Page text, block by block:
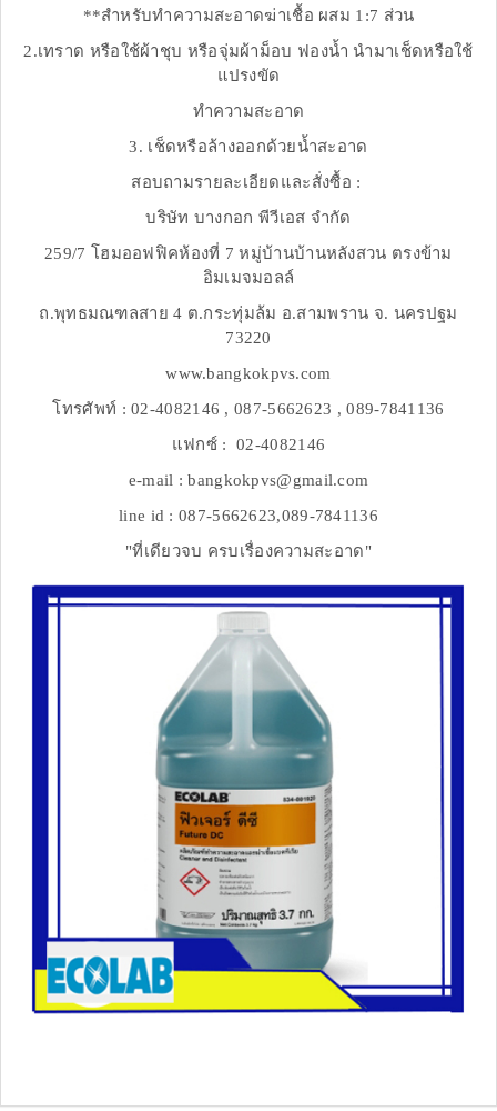
**สำหรับทำความสะอาดฆ่าเชื้อ ผสม 1:7 ส่วน
2.เทราด หรือใช้ผ้าชุบ หรือจุ่มผ้าม็อบ ฟองน้ำ นำมาเช็ดหรือใช้
แปรงขัด
ทำความสะอาด
3. เช็ดหรือล้างออกด้วยน้ำสะอาด
สอบถามรายละเอียดและสั่งซื้อ :
บริษัท บางกอก พีวีเอส จำกัด
259/7 โฮมออฟฟิคห้องที่ 7 หมู่บ้านบ้านหลังสวน ตรงข้าม
อิมเมจมอลล์
ถ.พุทธมณฑลสาย 4 ต.กระทุ่มล้ม อ.สามพราน จ. นครปฐม
73220
www.bangkokpvs.com
โทรศัพท์ : 02-4082146 , 087-5662623 , 089-7841136
แฟกซ์ : 02-4082146
e-mail : bangkokpvs@gmail.com
line id : 087-5662623,089-7841136
"ที่เดียวจบ ครบเรื่องความสะอาด"